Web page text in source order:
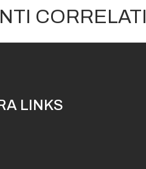
CORRELATI
LINKS